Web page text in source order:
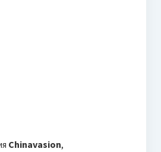
Chinavasion,